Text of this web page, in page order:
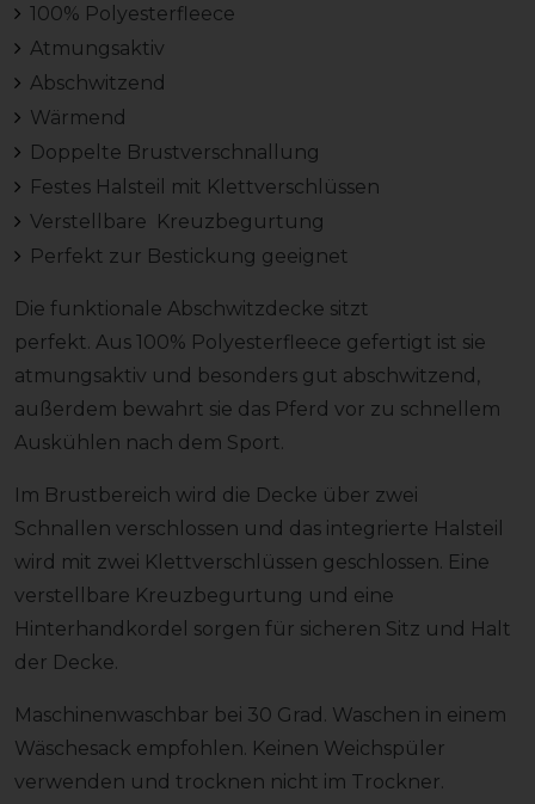
100% Polyesterfleece
Atmungsaktiv
Abschwitzend
Wärmend
Doppelte Brustverschnallung
Festes Halsteil mit Klettverschlüssen
Verstellbare Kreuzbegurtung
Perfekt zur Bestickung geeignet
Die funktionale Abschwitzdecke sitzt
perfekt. Aus 100% Polyesterfleece gefertigt ist sie
atmungsaktiv und besonders gut abschwitzend,
außerdem bewahrt sie das Pferd vor zu schnellem
Auskühlen nach dem Sport.
Im Brustbereich wird die Decke über zwei
Schnallen verschlossen und das integrierte Halsteil
wird mit zwei Klettverschlüssen geschlossen. Eine
verstellbare Kreuzbegurtung und eine
Hinterhandkordel sorgen für sicheren Sitz und Halt
der Decke.
Maschinenwaschbar bei 30 Grad. Waschen in einem
Wäschesack empfohlen. Keinen Weichspüler
verwenden und trocknen nicht im Trockner.